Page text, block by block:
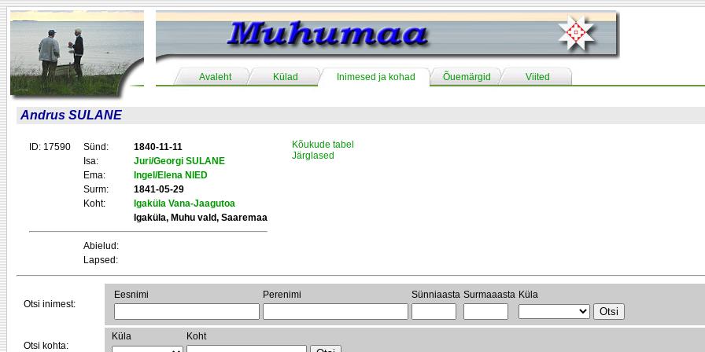
Avaleht Külad Inimesed ja kohad Õuemärgid Viited
Andrus SULANE
ID: 17590 Sünd:
1840-11-11
Isa:
Juri/Georgi SULANE
Ema:
Ingel/Elena NIED
Surm:
1841-05-29
Koht:
Igaküla Vana-Jaagutoa
Igaküla, Muhu vald, Saaremaa
Abielud:
Lapsed:
Kõukude tabel
Järglased
Otsi inimest:
Eesnimi Perenimi Sünniaasta Surmaaasta Küla
Otsi kohta:
Küla Koht